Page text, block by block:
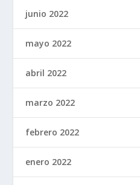
junio 2022
mayo 2022
abril 2022
marzo 2022
febrero 2022
enero 2022